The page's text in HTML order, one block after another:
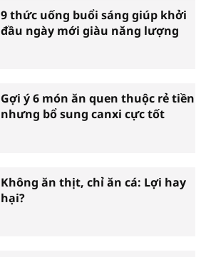
9 thức uống buổi sáng giúp khởi
đầu ngày mới giàu năng lượng
Gợi ý 6 món ăn quen thuộc rẻ tiền
nhưng bổ sung canxi cực tốt
Không ăn thịt, chỉ ăn cá: Lợi hay
hại?